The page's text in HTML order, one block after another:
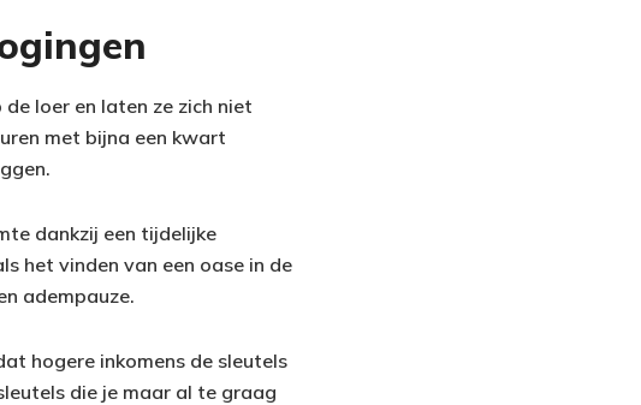
loer en laten ze zich niet
met bijna een kwart
dankzij een tijdelijke
het vinden van een oase in de
adempauze.
hogere inkomens de sleutels
die je maar al te graag